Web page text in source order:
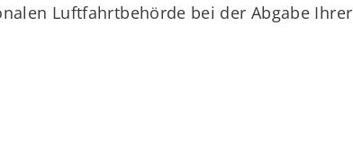
Luftfahrtbehörde bei der Abgabe Ihrer